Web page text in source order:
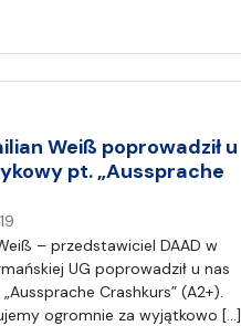
(
n
i
Weiß poprowadził u
pt. „Aussprache
a
p
i
s
– przedstawiciel DAAD w
UG poprowadził u nas
Crashkurs” (A2+).
ogromnie za wyjątkowo […]